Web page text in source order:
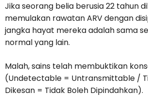
Jika seorang belia berusia 22 tahun
memulakan rawatan ARV dengan
jangka hayat mereka adalah sama
normal yang lain.
Malah, sains telah membuktikan
(Undetectable = Untransmittable /
Dikesan = Tidak Boleh Dipindahkan).